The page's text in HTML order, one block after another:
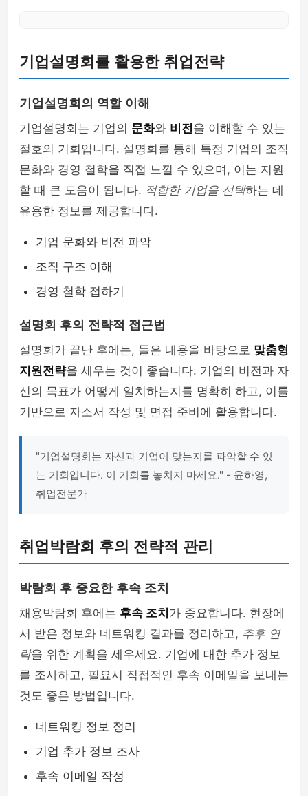
기업설명회를 활용한 취업전략
기업설명회의 역할 이해
기업설명회는 기업의 문화와 비전을 이해할 수 있는
절호의 기회입니다. 설명회를 통해 특정 기업의 조직
문화와 경영 철학을 직접 느낄 수 있으며, 이는 지원
할 때 큰 도움이 됩니다. 적합한 기업을 선택하는 데
유용한 정보를 제공합니다.
기업 문화와 비전 파악
조직 구조 이해
경영 철학 접하기
설명회 후의 전략적 접근법
설명회가 끝난 후에는, 들은 내용을 바탕으로 맞춤형
지원전략을 세우는 것이 좋습니다. 기업의 비전과 자
신의 목표가 어떻게 일치하는지를 명확히 하고, 이를
기반으로 자소서 작성 및 면접 준비에 활용합니다.
"기업설명회는 자신과 기업이 맞는지를 파악할 수 있
는 기회입니다. 이 기회를 놓치지 마세요." - 윤하영,
취업전문가
취업박람회 후의 전략적 관리
박람회 후 중요한 후속 조치
채용박람회 후에는 후속 조치 가 중요합니다. 현장에
서 받은 정보와 네트워킹 결과를 정리하고, 추후 연
락을 위한 계획을 세우세요. 기업에 대한 추가 정보
를 조사하고, 필요시 직접적인 후속 이메일을 보내는
것도 좋은 방법입니다.
네트워킹 정보 정리
기업 추가 정보 조사
후속 이메일 작성